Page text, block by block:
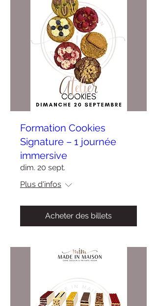
Formation Cookies
Signature – 1 journée
immersive
dim. 20 sept.
Plus d'infos
Acheter des billets